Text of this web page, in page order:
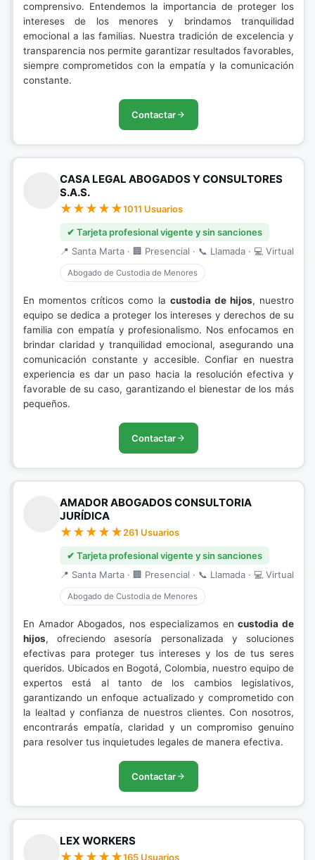
comprensivo. Entendemos la importancia de proteger los
intereses de los menores y brindamos tranquilidad
emocional a las familias. Nuestra tradición de excelencia y
transparencia nos permite garantizar resultados favorables,
siempre comprometidos con la empatía y la comunicación
constante.
Contactar
CASA LEGAL ABOGADOS Y CONSULTORES
S.A.S.
1011 Usuarios
✔ Tarjeta profesional vigente y sin sanciones
📍 Santa Marta · 🏢 Presencial · 📞 Llamada · 💻 Virtual
Abogado de Custodia de Menores
En momentos críticos como la custodia de hijos, nuestro
equipo se dedica a proteger los intereses y derechos de su
familia con empatía y profesionalismo. Nos enfocamos en
brindar claridad y tranquilidad emocional, asegurando una
comunicación constante y accesible. Confiar en nuestra
experiencia es dar un paso hacia la resolución efectiva y
favorable de su caso, garantizando el bienestar de los más
pequeños.
Contactar
AMADOR ABOGADOS CONSULTORIA
JURÍDICA
261 Usuarios
✔ Tarjeta profesional vigente y sin sanciones
📍 Santa Marta · 🏢 Presencial · 📞 Llamada · 💻 Virtual
Abogado de Custodia de Menores
En Amador Abogados, nos especializamos encustodia de
hijos, ofreciendo asesoría personalizada y soluciones
efectivas para proteger tus intereses y los de tus seres
queridos. Ubicados en Bogotá, Colombia, nuestro equipo de
expertos está al tanto de los cambios legislativos,
garantizando un enfoque actualizado y comprometido con
la lealtad y confianza de nuestros clientes. Con nosotros,
encontrarás empatía, claridad y un compromiso genuino
para resolver tus inquietudes legales de manera efectiva.
Contactar
LEX WORKERS
165 Usuarios